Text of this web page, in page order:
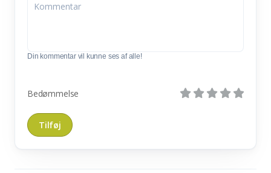
Din kommentar vil kunne ses af alle!
Bedømmelse